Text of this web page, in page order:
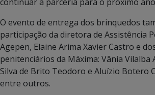
O evento de entrega dos brinquedos
participação da diretora de Assistência
Agepen, Elaine Arima Xavier Castro e
penitenciários da Máxima: Vânia Vilalba
Silva de Brito Teodoro e Aluízio Botero
entre outros.